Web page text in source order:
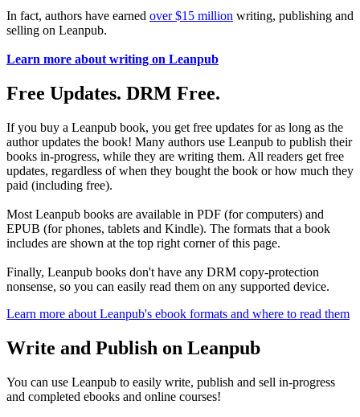
In fact, authors have earned over $15 million writing, publishing and
selling on Leanpub.
Learn more about writing on Leanpub
Free Updates. DRM Free.
If you buy a Leanpub book, you get free updates for as long as the
author updates the book! Many authors use Leanpub to publish their
books in-progress, while they are writing them. All readers get free
updates, regardless of when they bought the book or how much they
paid (including free).
Most Leanpub books are available in PDF (for computers) and
EPUB (for phones, tablets and Kindle). The formats that a book
includes are shown at the top right corner of this page.
Finally, Leanpub books don't have any DRM copy-protection
nonsense, so you can easily read them on any supported device.
Learn more about Leanpub's ebook formats and where to read them
Write and Publish on Leanpub
You can use Leanpub to easily write, publish and sell in-progress
and completed ebooks and online courses!